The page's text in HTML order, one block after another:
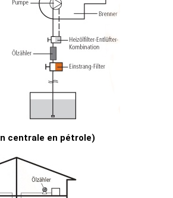
centrale en pétrole)